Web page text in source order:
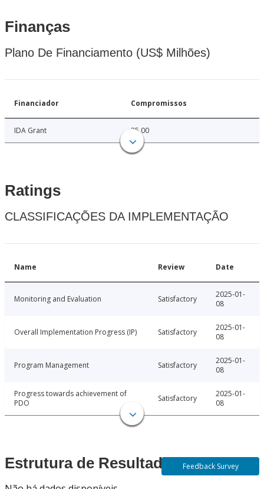
Finanças
Plano De Financiamento (US$ Milhões)
Financiador Compromissos
IDA Grant 25.00
Ratings
CLASSIFICAÇÕES DA IMPLEMENTAÇÃO
Name Review Date
Monitoring and Evaluation Satisfactory
2025-01-
08
Overall Implementation Progress (IP) Satisfactory
2025-01-
08
Program Management Satisfactory
2025-01-
08
Progress towards achievement of
PDO
Satisfactory
2025-01-
08
Estrutura de Resultados Feedback Survey